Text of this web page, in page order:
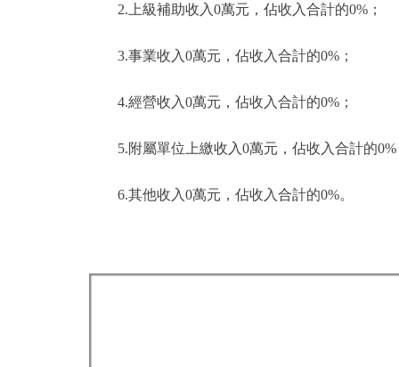
2.上級補助收入0萬元，佔收入合計的0%；
3.事業收入0萬元，佔收入合計的0%；
4.經營收入0萬元，佔收入合計的0%；
5.附屬單位上繳收入0萬元，佔收入合計的
6.其他收入0萬元，佔收入合計的0%。